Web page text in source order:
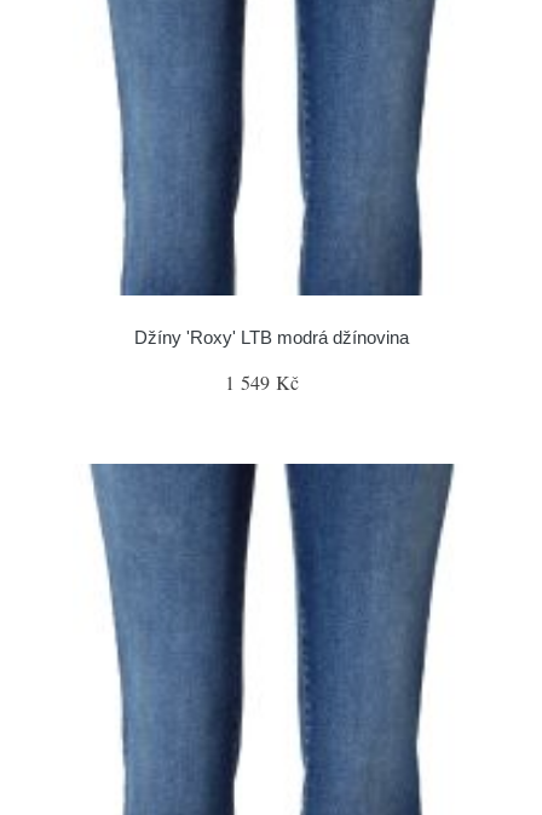
Džíny 'Roxy' LTB modrá džínovina
1 549 Kč